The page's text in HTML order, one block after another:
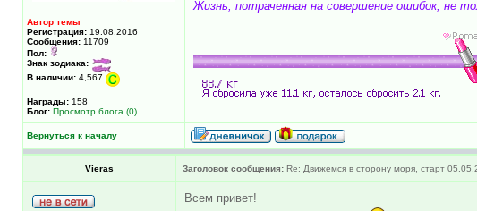
Автор темы
Регистрация: 19.08.2016
Сообщения: 11709
Пол:
Знак зодиака:
В наличии: 4,567
Награды: 158
Блог: Просмотр блога (0)
Жизнь, потраченная на совершение ошибок, не
Вернуться к началу
Vieras Заголовок сообщения: Re: Движемся в сторону моря, старт
Всем привет!